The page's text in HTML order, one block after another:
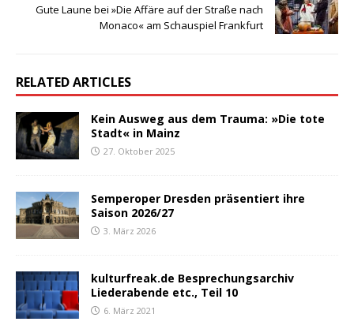
Gute Laune bei »Die Affäre auf der Straße nach
Monaco« am Schauspiel Frankfurt
RELATED ARTICLES
Kein Ausweg aus dem Trauma: »Die tote
Stadt« in Mainz
27. Oktober 2025
Semperoper Dresden präsentiert ihre
Saison 2026/27
3. März 2026
kulturfreak.de Besprechungsarchiv
Liederabende etc., Teil 10
6. März 2021